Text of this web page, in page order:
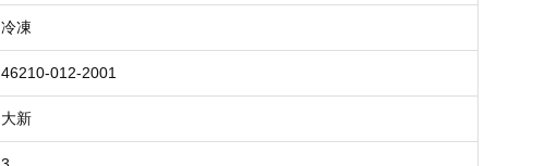
冷凍
46210-012-2001
大新